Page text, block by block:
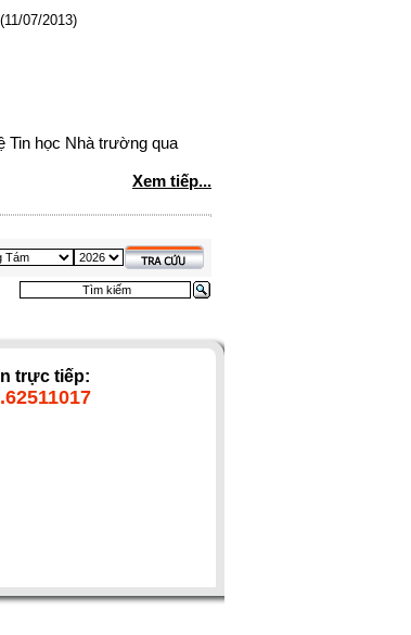
(11/07/2013)
Tin học Nhà trường qua
Xem tiếp...
trực tiếp: